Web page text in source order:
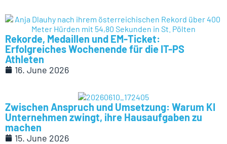
Rekorde, Medaillen und EM-Ticket:
Erfolgreiches Wochenende für die IT-PS
Athleten
16. June 2026
Zwischen Anspruch und Umsetzung: Warum KI
Unternehmen zwingt, ihre Hausaufgaben zu
machen
15. June 2026